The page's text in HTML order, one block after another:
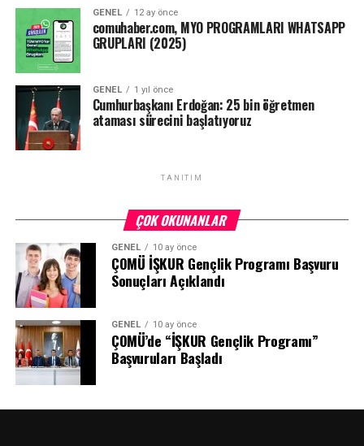
GENEL 12 ay önce
comuhaber.com, MYO PROGRAMLARI WHATSAPP
GRUPLARI (2025)
GENEL 1 yıl önce
Cumhurbaşkanı Erdoğan: 25 bin öğretmen
ataması sürecini başlatıyoruz
TANITIM
ÇOK OKUNANLAR
GENEL 10 ay önce
ÇOMÜ İŞKUR Gençlik Programı Başvuru
Sonuçları Açıklandı
GENEL 10 ay önce
ÇOMÜ’de “İŞKUR Gençlik Programı”
Başvuruları Başladı